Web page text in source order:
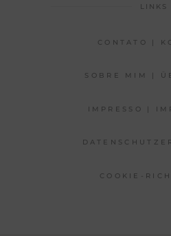
LINKS
CONTATO |
SOBRE MIM |
IMPRESSO |
COOKIE-